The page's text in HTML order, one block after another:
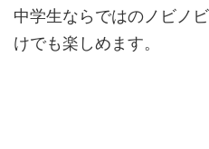
中学生ならではのノビノ
けでも楽しめます。